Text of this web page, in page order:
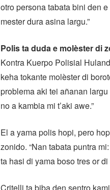
otro persona tabata bini den
mester dura asina largu.”
Polis ta duda e molèster di
Kontra Kuerpo Polisial
keha tokante molèster di
problema aki tei añanan
no a kambia mi t’aki awe.”
El a yama polis hopi, pero
zonido. “Nan tabata puntra
ta hasi di yama boso tres or di
Critelli ta biba den sentro